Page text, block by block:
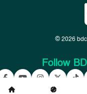
© 2026
Follow